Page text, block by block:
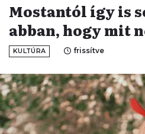
Mostantól így is
abban, hogy mit
KULTÚRA frissítve